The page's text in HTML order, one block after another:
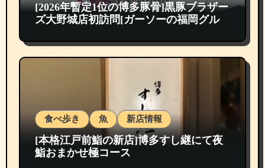
[2026年暫定1位の博多豚骨]黒豚ブラザー
ズ大野城店初訪問[ガーソーの福岡グルメ
食べ歩き 魚 新店情報
[本格江戸前鮨の新店]博多すし継にて夜
鮨おまかせ極コース